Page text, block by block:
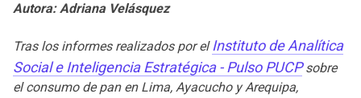
Autora: Adriana Velásquez
Tras los informes realizados por el Instituto de Analítica
Social e Inteligencia Estratégica - Pulso PUCPsobre
el consumo de pan en Lima, Ayacucho y Arequipa,